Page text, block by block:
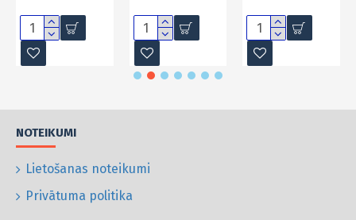
NOTEIKUMI
Lietošanas noteikumi
Privātuma politika